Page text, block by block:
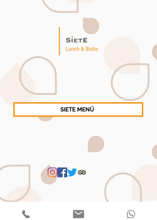
SIETE MENÜ